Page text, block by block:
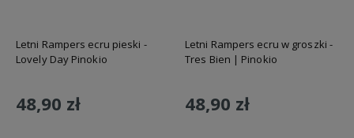
Letni Rampers ecru pieski -
Lovely Day Pinokio
48,90 zł
Letni Rampers ecru w groszki -
Tres Bien | Pinokio
48,90 zł